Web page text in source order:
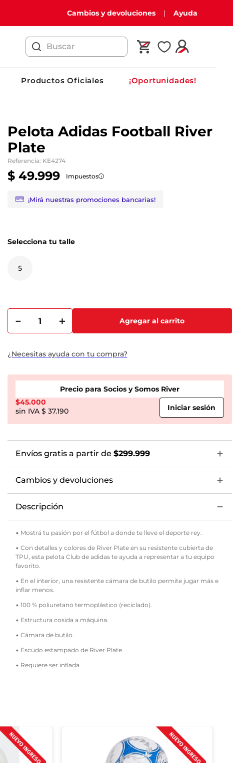
Cambios y devoluciones Ayuda
Buscar
Productos Oficiales ¡Oportunidades!
Pelota Adidas Football River
Plate
Referencia: KE4274
$ 49.999 Impuestos
¡Mirá nuestras promociones bancarias!
Selecciona tu talle
5
＋
－ Agregar al carrito
¿Necesitas ayuda con tu compra?
Precio para Socios y Somos River
$45.000
$ 37.190
Envíos gratis a partir de $299.999
Cambios y devoluciones
Descripción
• Mostrá tu pasión por el fútbol a donde te lleve el deporte rey.
• Con detalles y colores de River Plate en su resistente cubierta de
TPU, esta pelota Club de adidas te ayuda a representar a tu equipo
favorito.
• En el interior, una resistente cámara de butilo permite jugar más e
inflar menos.
• 100 % poliuretano termoplástico (reciclado).
• Estructura cosida a máquina.
• Cámara de butilo.
• Escudo estampado de River Plate.
• Requiere ser inflada.